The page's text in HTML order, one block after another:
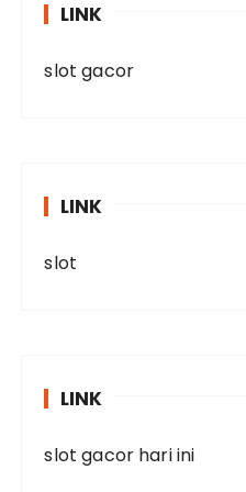
LINK
slot gacor
LINK
slot
LINK
slot gacor hari ini